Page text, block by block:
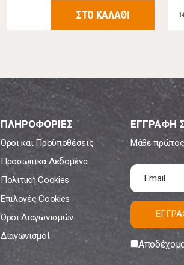
ΣΤΟ ΚΑΛΑΘΙ
ΠΛΗΡΟΦΟΡΙΕΣ
Όροι και Προϋποθέσεις
Προσωπικά Δεδομένα
Πολιτική Cookies
Επιλογές Cookies
Όροι Διαγωνισμών
Διαγωνισμοί
ΕΓΓΡΑΦΗ
Μάθε πρώτος